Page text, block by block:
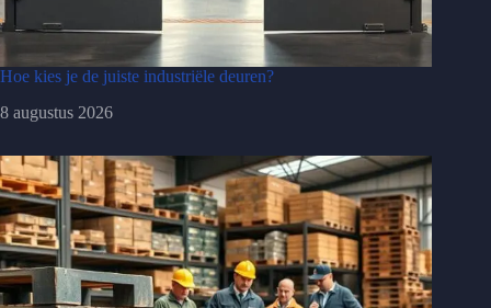
Hoe kies je de juiste industriële deuren?
8 augustus 2026